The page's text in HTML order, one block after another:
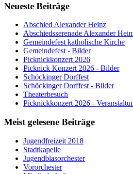
Neueste Beiträge
Abschied Alexander Heinz
Abschiedsserenade Alexander
Gemeindefest katholische Kirche
Gemeindefest - Bilder
Picknickkonzert 2026
Picknick Konzert 2026 - Bilder
Schöckinger Dorffest
Schöckinger Dorffest - Bilder
Theaterbesuch
Picknickkonzert 2026 -
Meist gelesene Beiträge
Jugendfreizeit 2018
Stadtkapelle
Jugendblasorchester
Vororchester